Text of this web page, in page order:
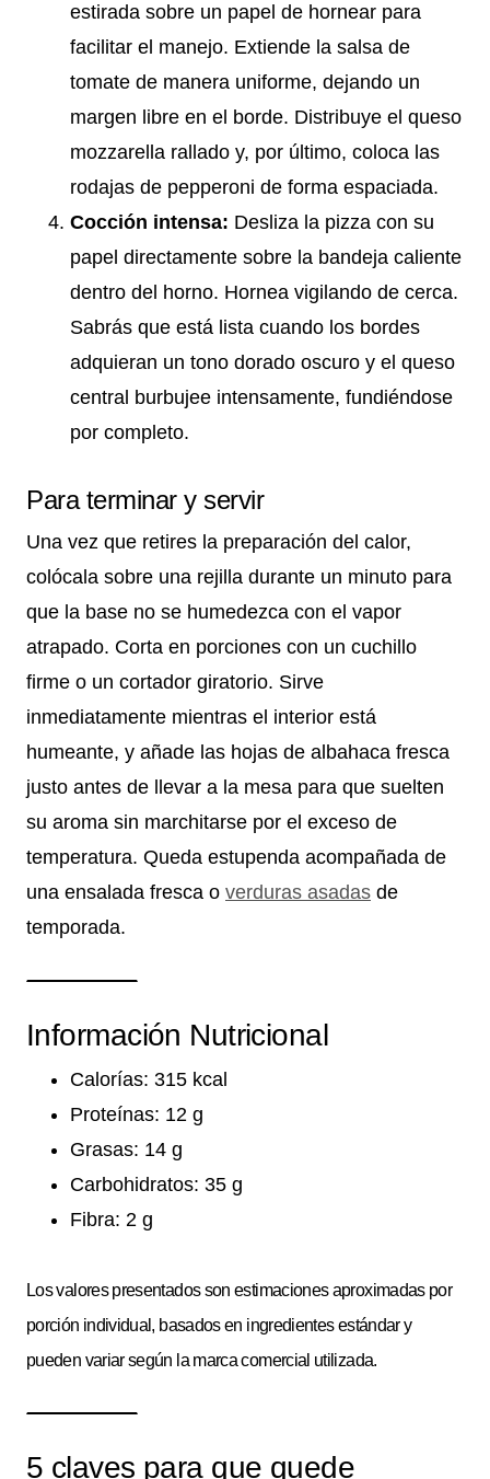
estirada sobre un papel de hornear para
facilitar el manejo. Extiende la salsa de
tomate de manera uniforme, dejando un
margen libre en el borde. Distribuye el queso
mozzarella rallado y, por último, coloca las
rodajas de pepperoni de forma espaciada.
Cocción intensa: Desliza la pizza con su
papel directamente sobre la bandeja caliente
dentro del horno. Hornea vigilando de cerca.
Sabrás que está lista cuando los bordes
adquieran un tono dorado oscuro y el queso
central burbujee intensamente, fundiéndose
por completo.
Para terminar y servir
Una vez que retires la preparación del calor,
colócala sobre una rejilla durante un minuto para
que la base no se humedezca con el vapor
atrapado. Corta en porciones con un cuchillo
firme o un cortador giratorio. Sirve
inmediatamente mientras el interior está
humeante, y añade las hojas de albahaca fresca
justo antes de llevar a la mesa para que suelten
su aroma sin marchitarse por el exceso de
temperatura. Queda estupenda acompañada de
una ensalada fresca o verduras asadas de
temporada.
Información Nutricional
Calorías: 315 kcal
Proteínas: 12 g
Grasas: 14 g
Carbohidratos: 35 g
Fibra: 2 g
Los valores presentados son estimaciones aproximadas por
porción individual, basados en ingredientes estándar y
pueden variar según la marca comercial utilizada.
5 claves para que quede